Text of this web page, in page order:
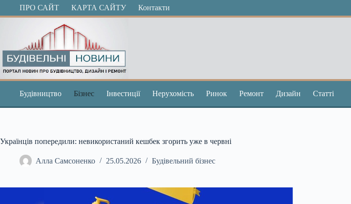
ПерейтиПРО САЙТ КАРТА САЙТУ Контакти
Будівництво Бізнес Інвестиції Нерухомість Ринок Ремонт Дизайн Статті
Українців попередили: невикористаний кешбек згорить уже в червні
Алла Самсоненко 25.05.2026 Будівельний бізнес